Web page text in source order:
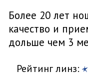
Более 20 лет
качество и
дольше чем 3
Рейтинг линз: